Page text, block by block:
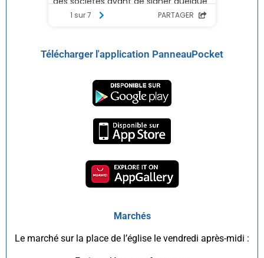
Télécharger l'application PanneauPocket
Marchés
Le marché sur la place de l’église le vendredi après-midi :